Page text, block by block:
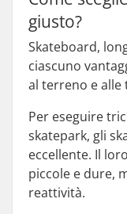
giusto?
Skateboard,
ciascuno
al terreno e alle
Per eseguire
skatepark, gli
eccellente. Il
piccole e dure,
reattività.